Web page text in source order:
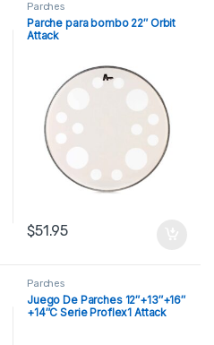
Parches
Parche para bombo 22″ Orbit
Attack
$51.95
Parches
Juego De Parches 12″+13″+16″
+14″C Serie Proflex1 Attack